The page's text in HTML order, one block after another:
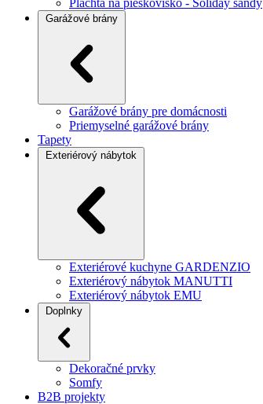
Plachta na pieskovisko - Soliday sandy
Garážové brány
Garážové brány pre domácnosti
Priemyselné garážové brány
Tapety
Exteriérový nábytok
Exteriérové kuchyne GARDENZIO
Exteriérový nábytok MANUTTI
Exteriérový nábytok EMU
Doplnky
Dekoračné prvky
Somfy
B2B projekty